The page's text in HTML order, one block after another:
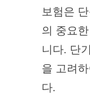
보험은
의 중요
니다. 단
을 고려
다.